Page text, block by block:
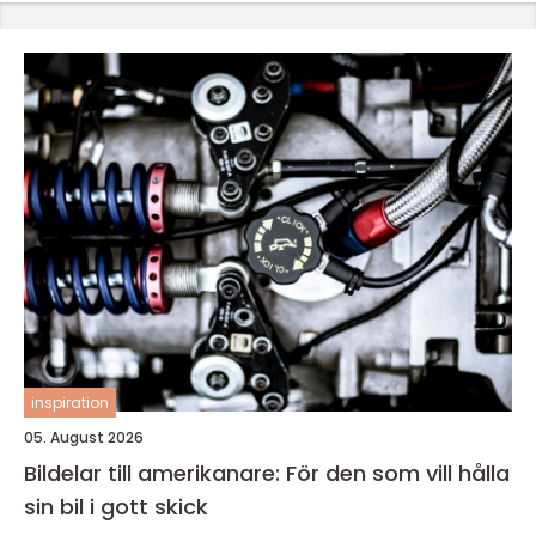
inspiration
05. August 2026
Bildelar till amerikanare: För den som vill hålla
sin bil i gott skick